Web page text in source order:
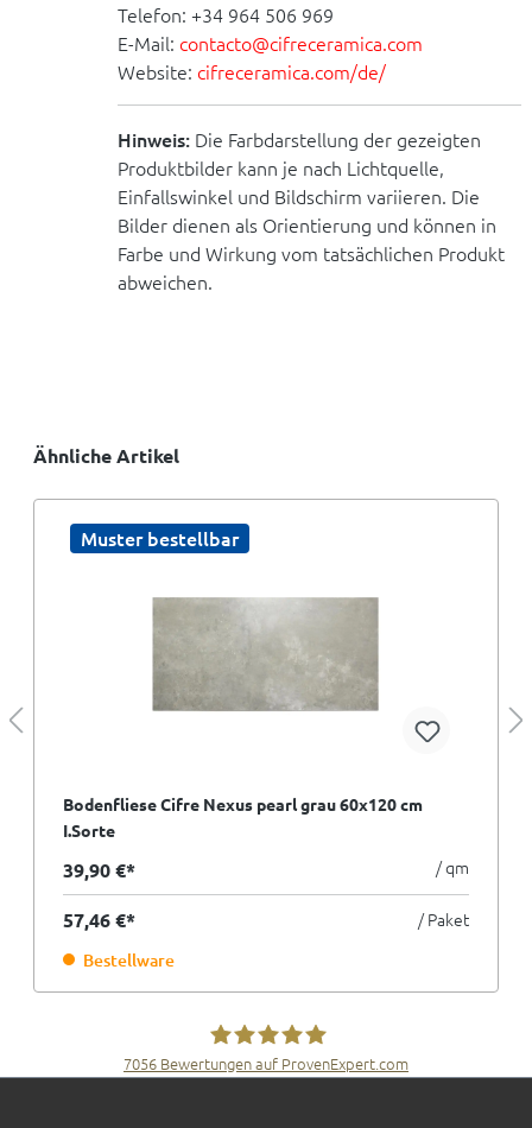
Telefon: +34 964 506 969
E-Mail: contacto@cifreceramica.com
Website: cifreceramica.com/de/
Hinweis: Die Farbdarstellung der gezeigten
Produktbilder kann je nach Lichtquelle,
Einfallswinkel und Bildschirm variieren. Die
Bilder dienen als Orientierung und können in
Farbe und Wirkung vom tatsächlichen Produkt
abweichen.
Ähnliche Artikel
Muster bestellbar
Bodenfliese Cifre Nexus pearl grau 60x120 cm
I.Sorte
39,90 €* / qm
57,46 €* / Paket
Bestellware
7056 Bewertungen auf ProvenExpert.com